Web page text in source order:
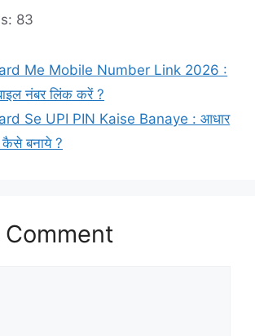
83
Me Mobile Number Link 2026 :
नंबर लिंक करें ?
Se UPI PIN Kaise Banaye : आधार
कैसे बनाये ?
Comment